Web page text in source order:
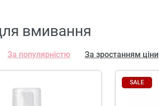
вмивання
За популярністю За зростанням ціни
SALE